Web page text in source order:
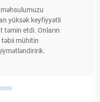
yüksək keyfiyyətli
təmin etdi. Onların
təbii mühitin